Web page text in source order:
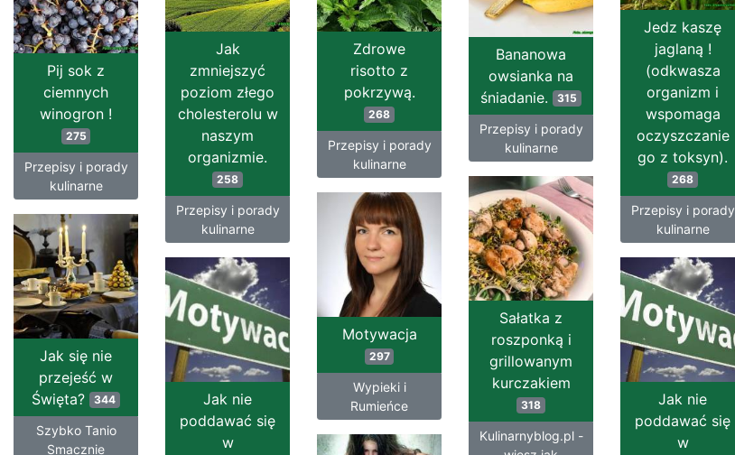
Jedz kaszę
jaglaną !
(odkwasza
organizm i
wspomaga
oczyszczanie
go z toksyn).
268
Przepisy i porady
kulinarne
Jak
zmniejszyć
poziom złego
cholesterolu w
naszym
organizmie.
258
Przepisy i porady
kulinarne
Zdrowe
risotto z
pokrzywą.
268
Przepisy i porady
kulinarne
Bananowa
owsianka na
śniadanie. 315
Przepisy i porady
kulinarne
Pij sok z
ciemnych
winogron !
275
Przepisy i porady
kulinarne
Sałatka z
roszponką i
grillowanym
kurczakiem
318
Kulinarnyblog.pl -
Motywacja
297
Wypieki i
Rumieńce
Jak się nie
przejeść w
Święta? 344
Szybko Tanio
Smacznie
Jak nie
poddawać się
w
Jak nie
poddawać się
w